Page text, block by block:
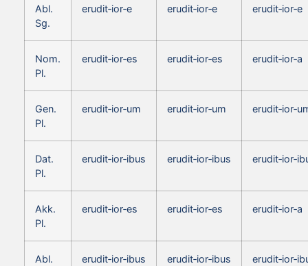
Abl.
Sg.
erudit‑ior‑e erudit‑ior‑e erudit‑ior‑e
Nom.
Pl.
erudit‑ior‑es erudit‑ior‑es erudit‑ior‑a
Gen.
Pl.
erudit‑ior‑um erudit‑ior‑um
Dat.
Pl.
erudit‑ior‑ibus erudit‑ior‑ibus
Akk.
Pl.
erudit‑ior‑es erudit‑ior‑es erudit‑ior‑a
Abl.
erudit‑ior‑ibus erudit‑ior‑ibus